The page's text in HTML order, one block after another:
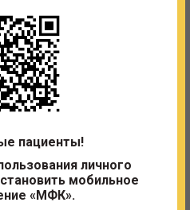
в периодическом
узловых или диффузных
железы, хронического
по рекомендации
беременность;
пациенты!
личного
мобильное
«МФК».